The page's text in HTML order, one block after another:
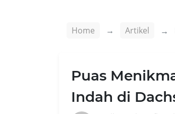
Home Artikel
Puas
Indah di